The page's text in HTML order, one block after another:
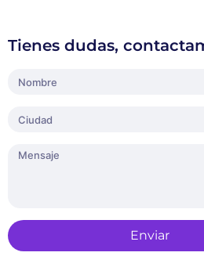
Tienes dudas,
Enviar